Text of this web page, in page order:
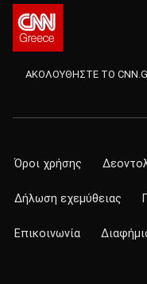
ΑΚΟΛΟΥΘΗΣΤΕ ΤΟ
Όροι χρήσης
Δήλωση εχεμύθειας
Επικοινωνία